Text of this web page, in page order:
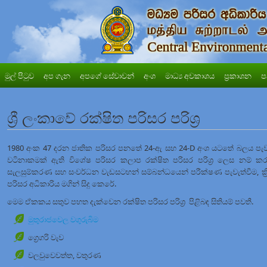
මුල් පිටුව අප ගැන අපගේ සේවාවන් අංශ මාධ්‍ය අවකාශය ප්‍රකාශන
ශ්‍රී ලංකාවේ රක්ෂිත පරිසර පරිශ්‍ර
1980 අංක 47 දරන ජාතික පරිසර පනතේ 24-ඇ සහ 24-D අංශ යටතේ බලය
වටිනාකමක් ඇති විශේෂ පරිසර කලාප රක්ෂිත පරිසර පරිශ්‍ර ලෙස නම්
සැලසුම්කරණ සහ සංවර්ධන වැඩසටහන් සම්බන්ධයෙන් පරීක්ෂණ පැවැත්වීම,
පරිසර අධිකාරිය මගින් සිදු කෙරේ.
මෙම ඒකකය සතුව පහත දැක්වෙන රක්ෂිත පරිසර පරිශ්‍ර පිළිබඳ සිතියම් පවතී.
මුතුරාජවෙල වගුරුබිම
ග්‍රෙගරි වැව
වලවුවෙවත්ත, වතුරණ